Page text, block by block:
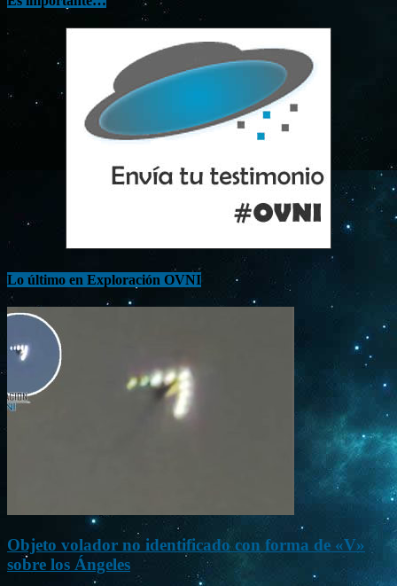
Lo último en Exploración OVNI
Objeto volador no identificado con forma de «V»
sobre los Ángeles